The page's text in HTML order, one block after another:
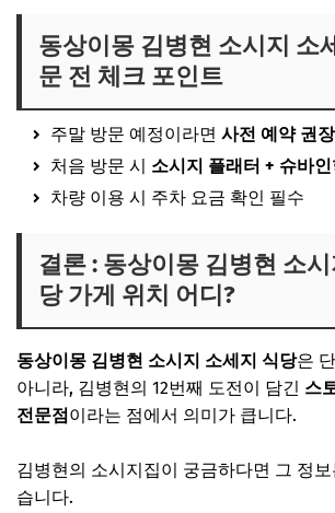
동상이몽 김병현 소시지 소
문 전 체크 포인트
주말 방문 예정이라면 사전 예약 권장
처음 방문 시 소시지 플래터 + 슈바
차량 이용 시 주차 요금 확인 필수
결론 : 동상이몽 김병현 소
당 가게 위치 어디?
동상이몽 김병현 소시지 소세지 식당은
아니라, 김병현의 12번째 도전이 담긴 스
전문점이라는 점에서 의미가 큽니다.
김병현의 소시지집이 궁금하다면 그 정
습니다.